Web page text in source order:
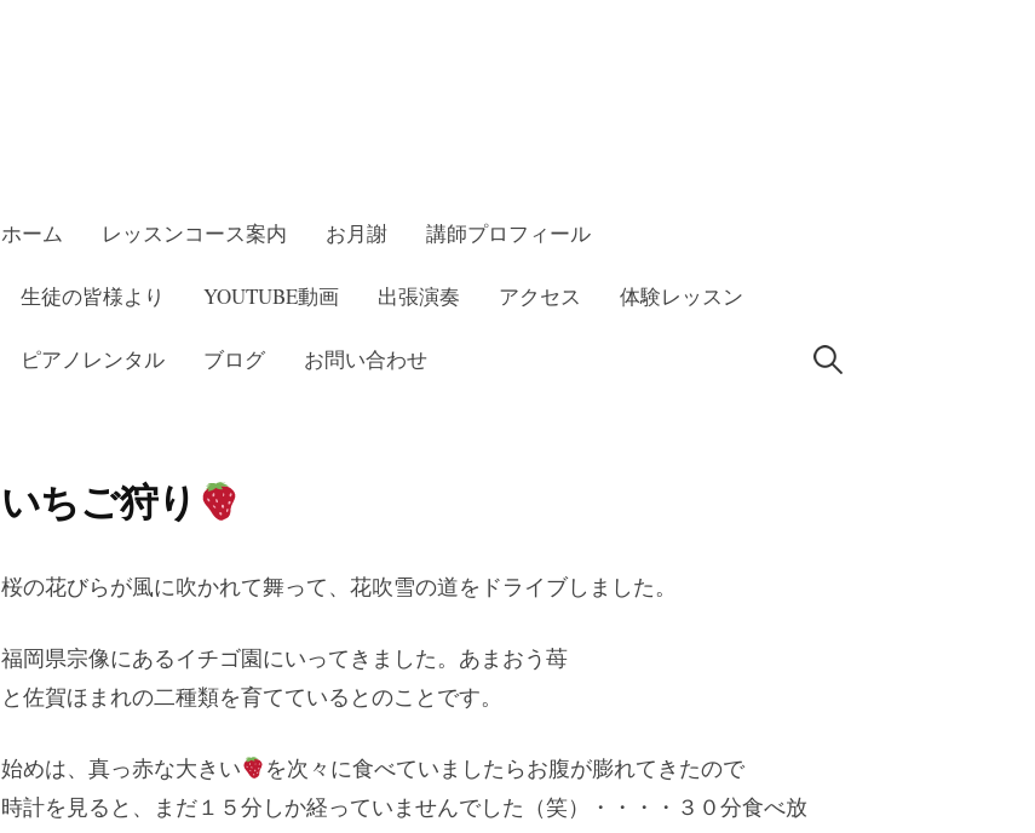
ホーム レッスンコース案内 お月謝 講師プロフィール
生徒の皆様より YOUTUBE動画 出張演奏 アクセス 体験レッスン
ピアノレンタル ブログ お問い合わせ 検
いちご狩り
桜の花びらが風に吹かれて舞って、花吹雪の道をドライブしました。
福岡県宗像にあるイチゴ園にいってきました。あまおう苺
と佐賀ほまれの二種類を育てているとのことです。
始めは、真っ赤な大きい
を次々に食べていましたらお腹が膨れてきたので
時計を見ると、まだ１５分しか経っていませんでした（笑）・・・・３０分食べ放